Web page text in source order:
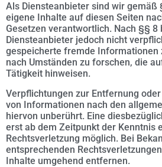
Als Diensteanbieter sind wir gemäß
eigene Inhalte auf diesen Seiten
Gesetzen verantwortlich. Nach §§ 8
Diensteanbieter jedoch nicht
gespeicherte fremde Informationen
nach Umständen zu forschen, die
Tätigkeit hinweisen.
Verpflichtungen zur Entfernung
von Informationen nach den
hiervon unberührt. Eine
erst ab dem Zeitpunkt der Kenntnis
Rechtsverletzung möglich. Bei
entsprechenden
Inhalte umgehend entfernen.